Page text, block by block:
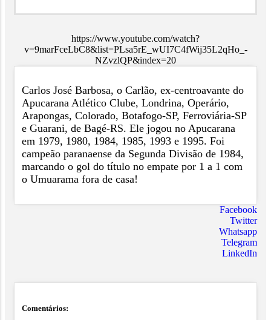
https://www.youtube.com/watch?
v=9marFceLbC8&list=PLsa5rE_wUI7C4fWij35L2qHo_-
NZvzlQP&index=20
Carlos José Barbosa, o Carlão, ex-centroavante do
Apucarana Atlético Clube, Londrina, Operário,
Arapongas, Colorado, Botafogo-SP, Ferroviária-SP
e Guarani, de Bagé-RS. Ele jogou no Apucarana
em 1979, 1980, 1984, 1985, 1993 e 1995. Foi
campeão paranaense da Segunda Divisão de 1984,
marcando o gol do título no empate por 1 a 1 com
o Umuarama fora de casa!
Facebook
Twitter
Whatsapp
Telegram
LinkedIn
Comentários: